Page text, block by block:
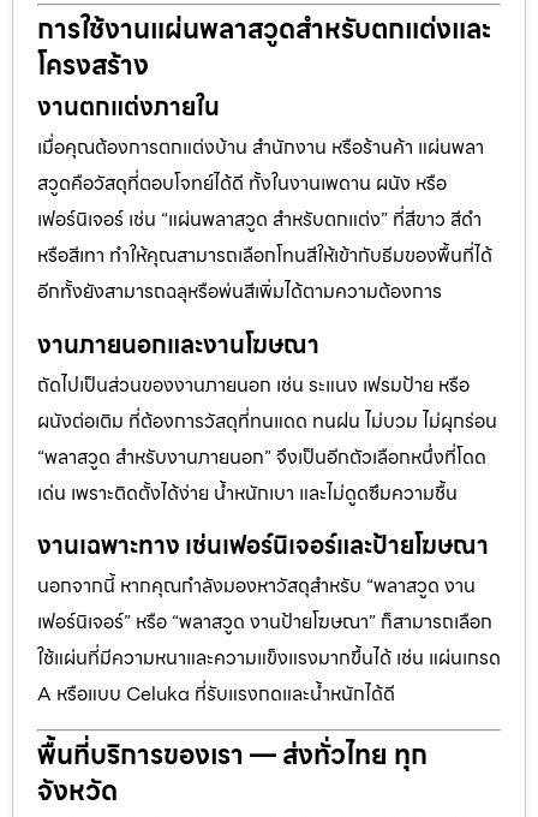
การใช้งานแผ่นพลาสวูดสำหรับตกแต่งและ
โครงสร้าง
งานตกแต่งภายใน
เมื่อคุณต้องการตกแต่งบ้าน สำนักงาน หรือร้านค้า แผ่นพลา
สวูดคือวัสดุที่ตอบโจทย์ได้ดี ทั้งในงานเพดาน ผนัง หรือ
เฟอร์นิเจอร์ เช่น “แผ่นพลาสวูด สำหรับตกแต่ง” ที่สีขาว สีดำ
หรือสีเทา ทำให้คุณสามารถเลือกโทนสีให้เข้ากับธีมของพื้นที่ได้
อีกทั้งยังสามารถฉลุหรือพ่นสีเพิ่มได้ตามความต้องการ
งานภายนอกและงานโฆษณา
ถัดไปเป็นส่วนของงานภายนอก เช่น ระแนง เฟรมป้าย หรือ
ผนังต่อเติม ที่ต้องการวัสดุที่ทนแดด ทนฝน ไม่บวม ไม่ผุกร่อน
“พลาสวูด สำหรับงานภายนอก” จึงเป็นอีกตัวเลือกหนึ่งที่โดด
เด่น เพราะติดตั้งได้ง่าย น้ำหนักเบา และไม่ดูดซึมความชื้น
งานเฉพาะทาง เช่นเฟอร์นิเจอร์และป้ายโฆษณา
นอกจากนี้ หากคุณกำลังมองหาวัสดุสำหรับ “พลาสวูด งาน
เฟอร์นิเจอร์” หรือ “พลาสวูด งานป้ายโฆษณา” ก็สามารถเลือก
ใช้แผ่นที่มีความหนาและความแข็งแรงมากขึ้นได้ เช่น แผ่นเกรด
A หรือแบบ Celuka ที่รับแรงกดและน้ำหนักได้ดี
พื้นที่บริการของเรา — ส่งทั่วไทย ทุก
จังหวัด